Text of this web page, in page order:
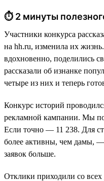
⏱ 2 минуты
Участники конкурса
на hh.ru, изменила их
вдохновенно, поделились
рассказали об изнанке
четыре из них и теперь
Конкурс историй
рекламной кампании. Мы
Если точно — 11 238. Для
более активны, чем дамы,
заявок больше.
Отклики приходили со